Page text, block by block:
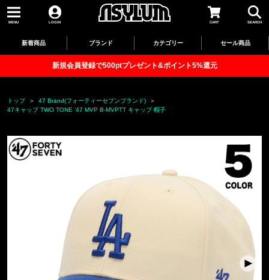
MENU LOGIN CART SEARCH
新着商品 ブランド カテゴリー セール商品
新規会員登録で500ptプレゼント&ポイント5%還元
トップ
47 Brand(フォーティーセブンブランド)
47キャップ TWO TONE ’47 MVP B-MVPTT キャップ 帽子